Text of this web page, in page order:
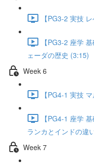
【PG3-2 実技
【PG3-2 座学
ェーダの歴史 (3:15)
Week 6
【PG4-1 実技
【PG4-1 座学
ランカとインドの違
Week 7